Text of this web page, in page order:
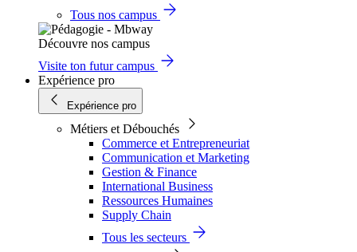
Tous nos campus
Découvre nos campus
Visite ton futur campus
Expérience pro
Expérience pro
Métiers et Débouchés
Commerce et Entrepreneuriat
Communication et Marketing
Gestion & Finance
International Business
Ressources Humaines
Supply Chain
Tous les secteurs